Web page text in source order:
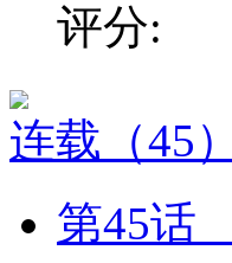
评分:
连载 （45）
第45话